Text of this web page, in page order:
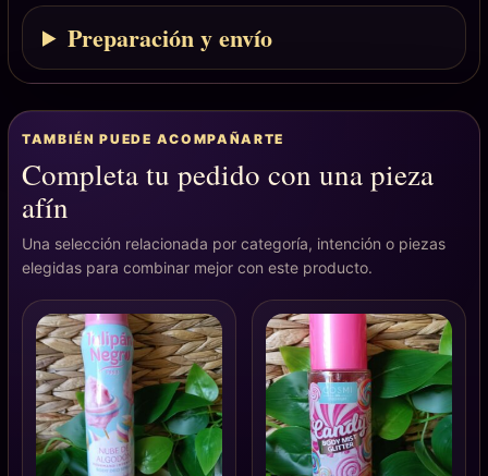
Preparación y envío
TAMBIÉN PUEDE ACOMPAÑARTE
Completa tu pedido con una pieza
afín
Una selección relacionada por categoría, intención o piezas
elegidas para combinar mejor con este producto.